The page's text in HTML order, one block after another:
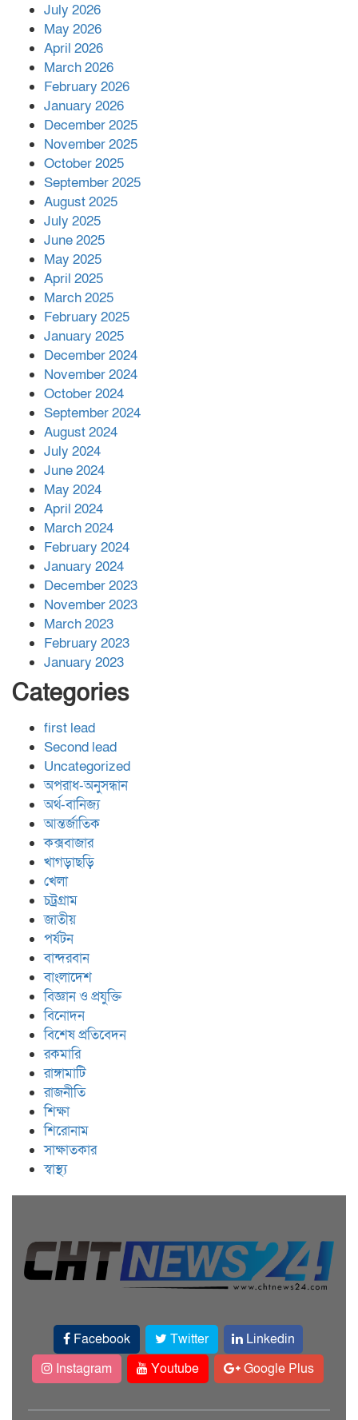
পর ফোন তারেক রহমানের,গ্যাস সঙ্কট
সহায়তা দিলেন সাচিং প্রু জেরী
July 2026
May 2026
April 2026
March 2026
February 2026
January 2026
December 2025
November 2025
October 2025
September 2025
August 2025
July 2025
June 2025
May 2025
April 2025
March 2025
February 2025
January 2025
December 2024
November 2024
October 2024
September 2024
August 2024
July 2024
June 2024
May 2024
April 2024
March 2024
February 2024
January 2024
December 2023
November 2023
March 2023
February 2023
January 2023
Categories
first lead
Second lead
Uncategorized
অপরাধ-অনুসন্ধান
অর্থ-বানিজ্য
আন্তর্জাতিক
কক্সবাজার
খাগড়াছড়ি
খেলা
চট্রগ্রাম
জাতীয়
পর্যটন
বান্দরবান
বাংলাদেশ
বিজ্ঞান ও প্রযুক্তি
বিনোদন
বিশেষ প্রতিবেদন
রকমারি
রাঙ্গামাটি
রাজনীতি
শিক্ষা
শিরোনাম
সাক্ষাতকার
স্বাস্থ্য
Facebook Twitter
Linkedin
Instagram
Youtube Google Plus